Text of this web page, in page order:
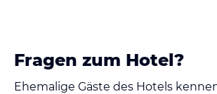
Fragen zum Hotel?
Ehemalige Gäste des Hotels